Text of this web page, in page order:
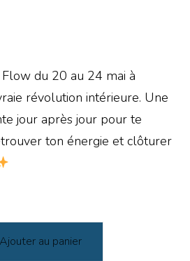
du 20 au 24 mai à
révolution intérieure. Une
jour après jour pour te
ton énergie et clôturer
Ajouter au panier